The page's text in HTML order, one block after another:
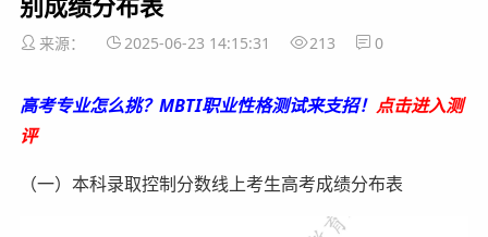
来源： 2025-06-23 14:15:31 213 0
高考专业怎么挑？MBTI职业性格测试来支招！ 点击进入测
评
（一）本科录取控制分数线上考生高考成绩分布表